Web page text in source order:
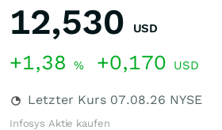
12,530 USD
+1,38 % +0,170 USD
Letzter Kurs 07.08.26 NYSE
Infosys Aktie kaufen